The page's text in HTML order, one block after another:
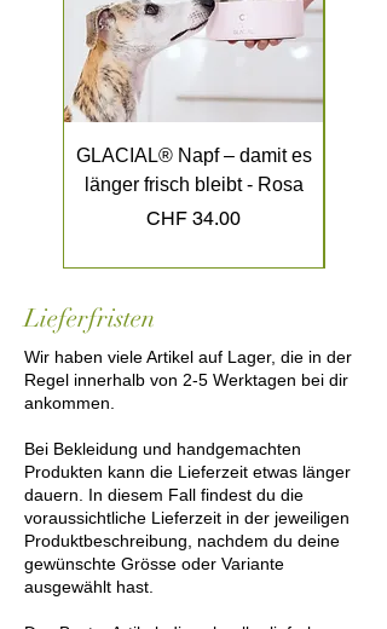
GLACIAL® Napf – damit es
länger frisch bleibt - Rosa
Preis
CHF 34.00
Lieferfristen
Wir haben viele Artikel auf Lager, die in der
Regel innerhalb von 2-5 Werktagen bei dir
ankommen.
Bei Bekleidung und handgemachten
Produkten kann die Lieferzeit etwas länger
dauern. In diesem Fall findest du die
voraussichtliche Lieferzeit in der jeweiligen
Produktbeschreibung, nachdem du deine
gewünschte Grösse oder Variante
ausgewählt hast.